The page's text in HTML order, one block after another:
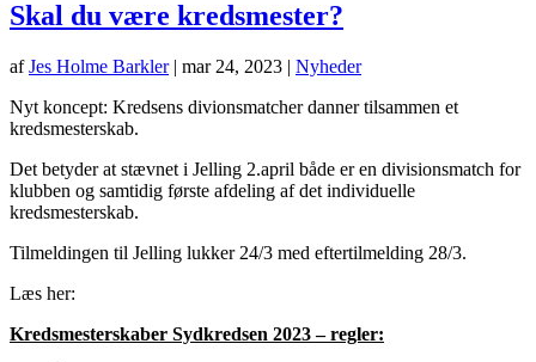
Skal du være kredsmester?
afJes Holme Barkler| mar 24, 2023 | Nyheder
Nyt koncept: Kredsens divionsmatcher danner tilsammen et
kredsmesterskab.
Det betyder at stævnet i Jelling 2.april både er en divisionsmatch for
klubben og samtidig første afdeling af det individuelle
kredsmesterskab.
Tilmeldingen til Jelling lukker 24/3 med eftertilmelding 28/3.
Læs her:
Kredsmesterskaber Sydkredsen 2023 – regler: